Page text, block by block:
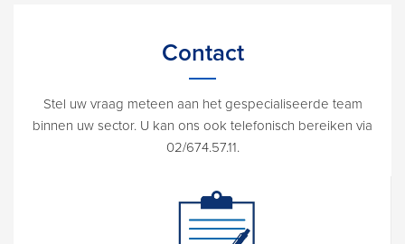
Contact
Stel uw vraag meteen aan het gespecialiseerde team
binnen uw sector. U kan ons ook telefonisch bereiken via
02/674.57.11.